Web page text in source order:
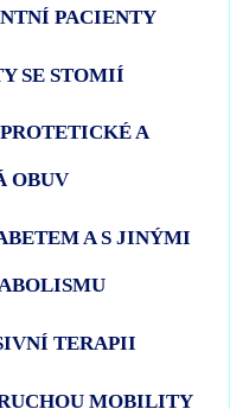
PACIENTY
SE STOMIÍ
A
OBUV
A S JINÝMI
TERAPII
MOBILITY